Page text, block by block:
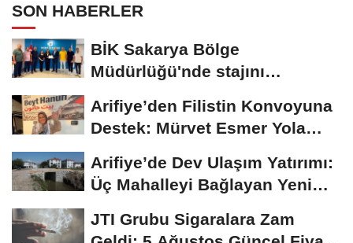
SON HABERLER
BİK Sakarya Bölge
Müdürlüğü'nde stajını
Arifiye’den Filistin Konvoyuna
Destek: Mürvet Esmer Yola
Arifiye’de Dev Ulaşım Yatırımı:
Üç Mahalleyi Bağlayan Yeni
JTI Grubu Sigaralara Zam